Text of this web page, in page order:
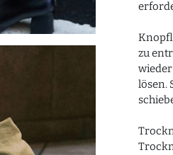
zu
wieder
lösen.